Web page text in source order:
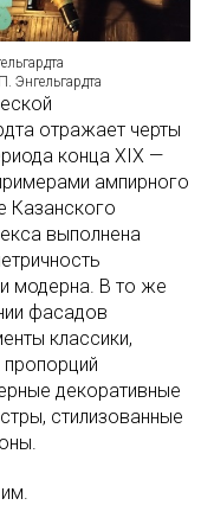
Энгельгардта
отражает черты
конца XIX —
ампирного
Казанского
выполнена
модерна. В то же
фасадов
классики,
декоративные
стилизованные